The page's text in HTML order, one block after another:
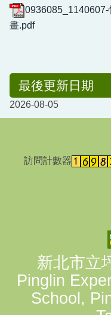
畫.pdf
最後更新日期
2026-08-05
訪問計數器
新北市立
Pinglin
School,